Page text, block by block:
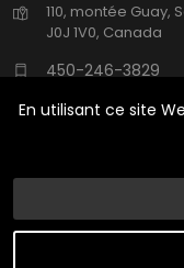
110, montée
J0J 1V0, Canada
450-246-3829
©Copyright2026
En utilisant ce site